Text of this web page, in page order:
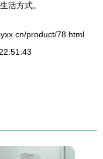
活方式。
product/78.html